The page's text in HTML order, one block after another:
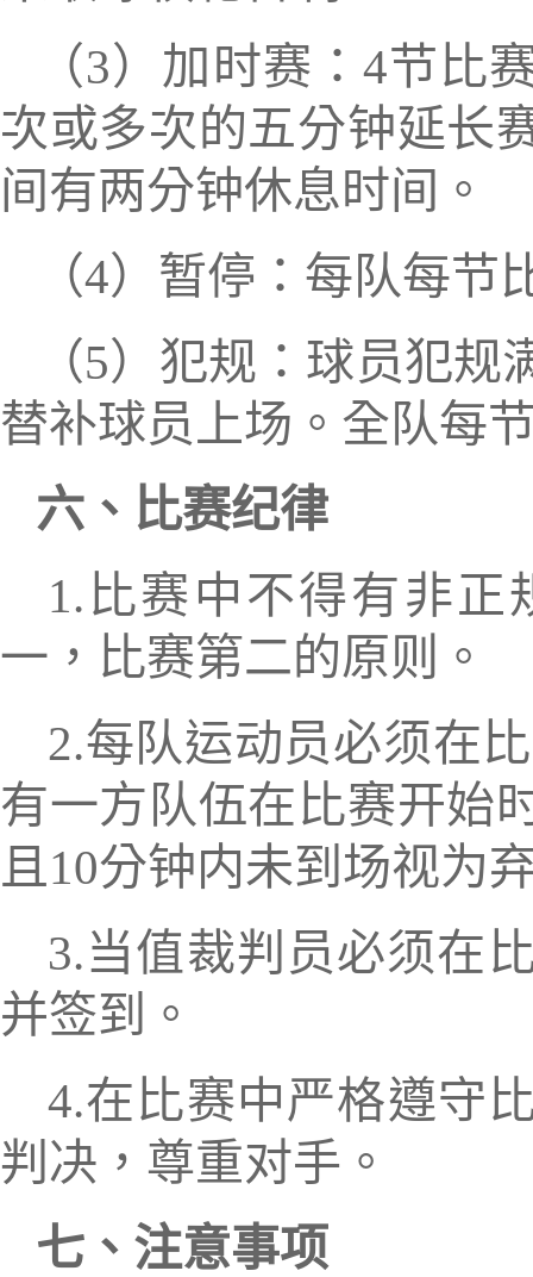
（3）加时赛： 4节比
次或多次的五分钟延长
间有两分钟休息时间。
（4）暂停：每队每节
（5）犯规：球员犯规
替补球员上场。全队每
六 、比赛纪律
1. 比赛中不得有非正
一，比赛第二的原则。
2.每队运动员必须在
有一方队伍在比赛开始
且 10分钟内未到场视为
3.当值裁判 员必须在
并签到 。
4.在比赛中严格遵守
判决，尊重对手。
七 、注意事项